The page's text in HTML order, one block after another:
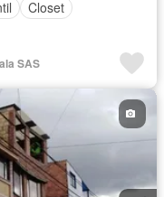
Closet
SAS